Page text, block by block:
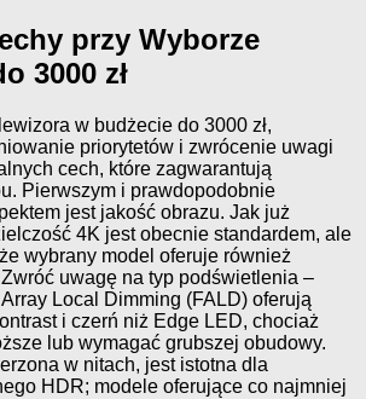
przy Wyborze
3000 zł
w budżecie do 3000 zł,
priorytetów i zwrócenie uwagi
cech, które zagwarantują
Pierwszym i prawdopodobnie
jest jakość obrazu. Jak już
4K jest obecnie standardem, ale
wybrany model oferuje również
uwagę na typ podświetlenia –
Local Dimming (FALD) oferują
i czerń niż Edge LED, chociaż
lub wymagać grubszej obudowy.
w nitach, jest istotna dla
HDR; modele oferujące co najmniej